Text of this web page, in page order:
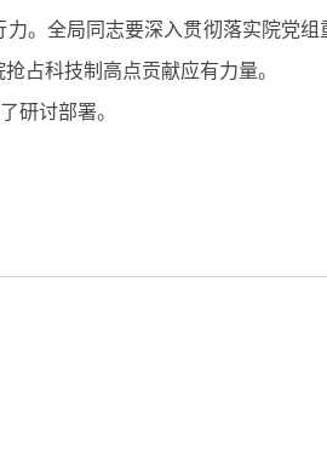
力。 全局同志要深入贯彻落实院党组
抢占科技制高点贡献应有力量。
研讨部署。